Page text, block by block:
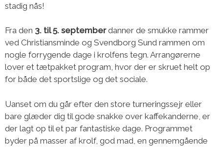
stadig nås!
Fra den 3. til 5. septemberdanner de smukke rammer
ved Christiansminde og Svendborg Sund rammen om
nogle forrygende dage i krolfens tegn. Arrangørerne
lover et tætpakket program, hvor der er skruet helt op
for både det sportslige og det sociale.
Uanset om du går efter den store turneringssejr eller
bare glæder dig til gode snakke over kaffekanderne, er
der lagt op til et par fantastiske dage. Programmet
byder på masser af krolf, god mad, en gennemgående